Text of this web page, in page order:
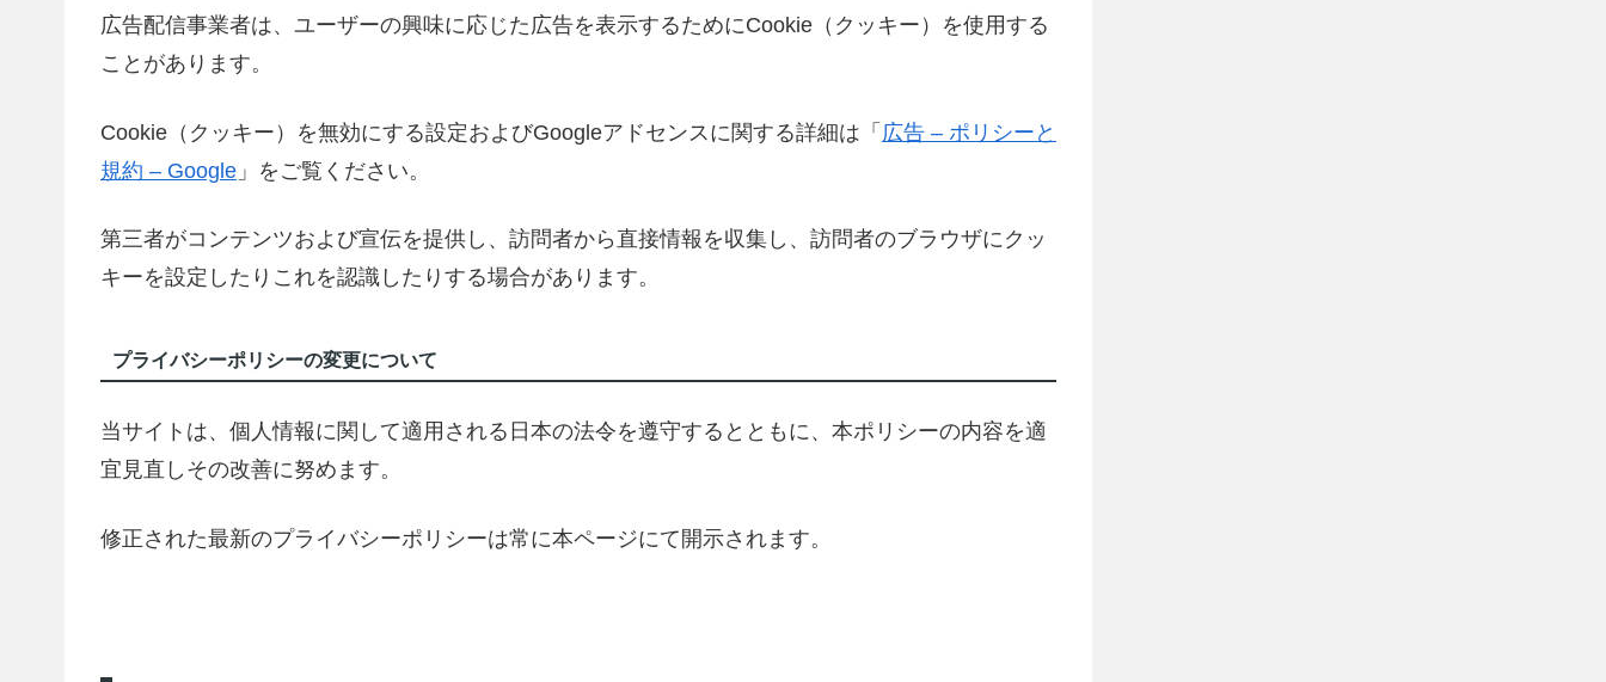
広告配信事業者は、ユーザーの興味に応じた広告を表示するためにCookie（クッキー）を使用する
ことがあります。
Cookie（クッキー）を無効にする設定およびGoogleアドセンスに関する詳細は「 広告 – ポリシーと
規約 – Google 」をご覧ください。
第三者がコンテンツおよび宣伝を提供し、訪問者から直接情報を収集し、訪問者のブラウザにクッ
キーを設定したりこれを認識したりする場合があります。
プライバシーポリシーの変更について
当サイトは、個人情報に関して適用される日本の法令を遵守するとともに、本ポリシーの内容を適
宜見直しその改善に努めます。
修正された最新のプライバシーポリシーは常に本ページにて開示されます。